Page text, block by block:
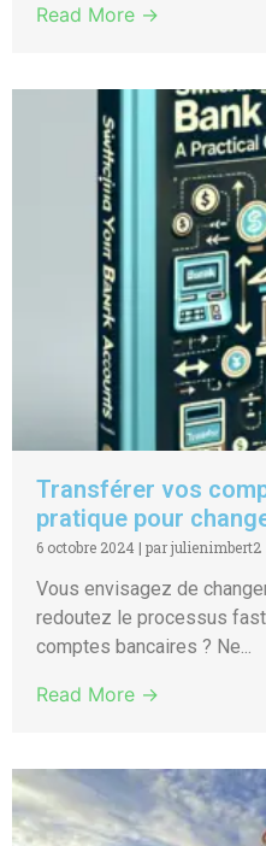
Read More →
Transférer vos
pratique pour
6 octobre 2024 | par julienimbert2
Vous envisagez de
redoutez le processus
comptes bancaires ? Ne...
Read More →